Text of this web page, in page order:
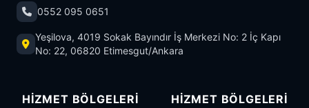
0552 095 0651
Yeşilova, 4019 Sokak Bayındır İş Merkezi No: 2 İç Kapı
No: 22, 06820 Etimesgut/Ankara
HIZMET BÖLGELERI HIZMET BÖLGELERI